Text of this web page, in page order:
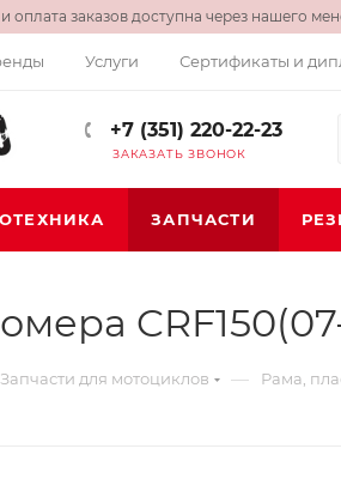
заказов доступна через нашего
Услуги Сертификаты и
+7 (351) 220-22-23
ЗАКАЗАТЬ ЗВОНОК
ЗАПЧАСТИ
Запчасти для мотоциклов — Рама,